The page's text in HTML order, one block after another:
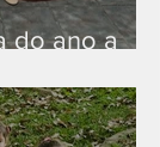
do ano a